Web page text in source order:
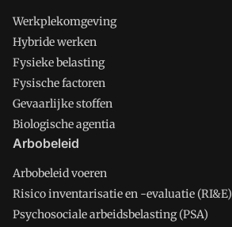
Werkplekomgeving
Hybride werken
Fysieke belasting
Fysische factoren
Gevaarlijke stoffen
Biologische agentia
Arbobeleid
Arbobeleid voeren
Risico inventarisatie en -evaluatie (RI&E)
Psychosociale arbeidsbelasting (PSA)